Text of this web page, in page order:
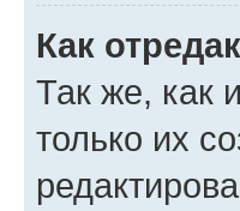
Как
Так же, как
только их